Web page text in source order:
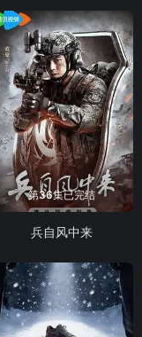
第36集已完结
兵自风中来